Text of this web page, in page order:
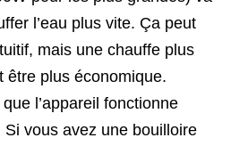
l’eau plus vite. Ça peut
mais une chauffe plus
être plus économique.
l’appareil fonctionne
vous avez une bouilloire